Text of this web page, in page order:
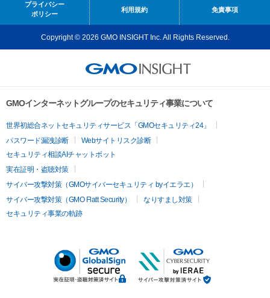
プライバシー
ポリシー
利用規約 免責事項
Copyright © 2026 GMO INSIGHT Inc. All Rights Reserved.
GMOインターネットグループのセキュリティ事業について
世界初総合ネットセキュリティサービス「GMOセキュリティ24」
パスワード漏洩診断
Webサイトリスク診断
セキュリティ相談AIチャットボット
実在証明・盗聴対策
サイバー攻撃対策（GMOサイバーセキュリティ byイエラエ）
サイバー攻撃対策（GMO Flatt Security）
なりすまし対策
セキュリティ事業の軌跡